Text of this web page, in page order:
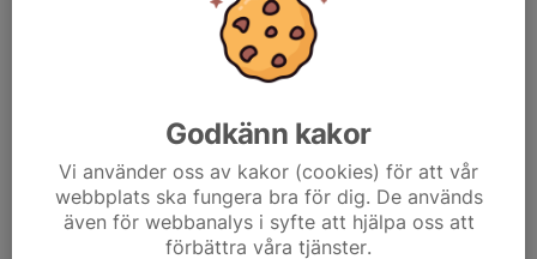
Godkänn kakor
Vi använder oss av kakor (cookies) för att vår
webbplats ska fungera bra för dig. De används
även för webbanalys i syfte att hjälpa oss att
förbättra våra tjänster.